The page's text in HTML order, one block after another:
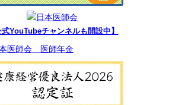
式YouTubeチャンネルも開設中】